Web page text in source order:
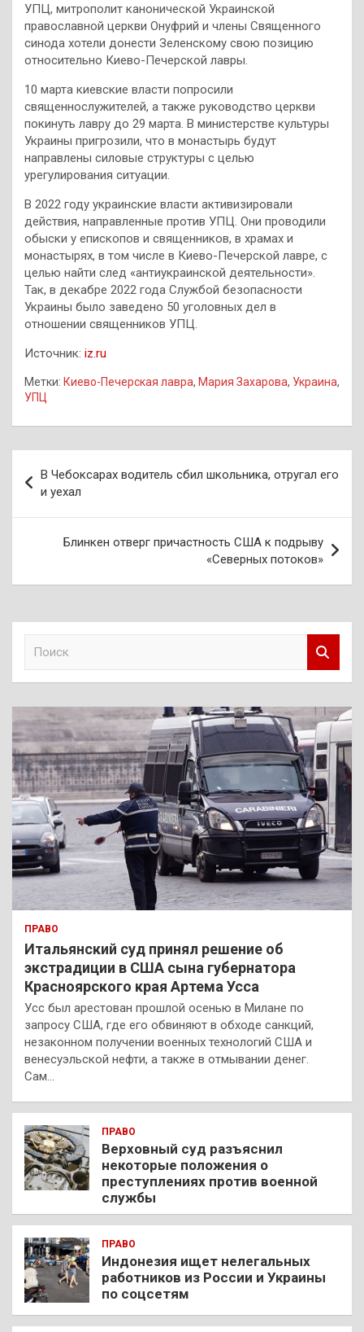
УПЦ, митрополит канонической Украинской
православной церкви Онуфрий и члены Священного
синода хотели донести Зеленскому свою позицию
относительно Киево-Печерской лавры.
10 марта киевские власти попросили
священнослужителей, а также руководство церкви
покинуть лавру до 29 марта. В министерстве культуры
Украины пригрозили, что в монастырь будут
направлены силовые структуры с целью
урегулирования ситуации.
В 2022 году украинские власти активизировали
действия, направленные против УПЦ. Они проводили
обыски у епископов и священников, в храмах и
монастырях, в том числе в Киево-Печерской лавре, с
целью найти след «антиукраинской деятельности».
Так, в декабре 2022 года Службой безопасности
Украины было заведено 50 уголовных дел в
отношении священников УПЦ.
Источник: iz.ru
Метки: Киево-Печерская лавра, Мария Захарова, Украина,
УПЦ
по
записям
В Чебоксарах водитель сбил школьника, отругал его
и уехал
Блинкен отверг причастность США к подрыву
«Северных потоков»
к
ПРАВО
Итальянский суд принял решение об
экстрадиции в США сына губернатора
Красноярского края Артема Усса
Усс был арестован прошлой осенью в Милане по
запросу США, где его обвиняют в обходе санкций,
незаконном получении военных технологий США и
венесуэльской нефти, а также в отмывании денег.
Сам…
ПРАВО
Верховный суд разъяснил
некоторые положения о
преступлениях против военной
службы
ПРАВО
Индонезия ищет нелегальных
работников из России и Украины
по соцсетям